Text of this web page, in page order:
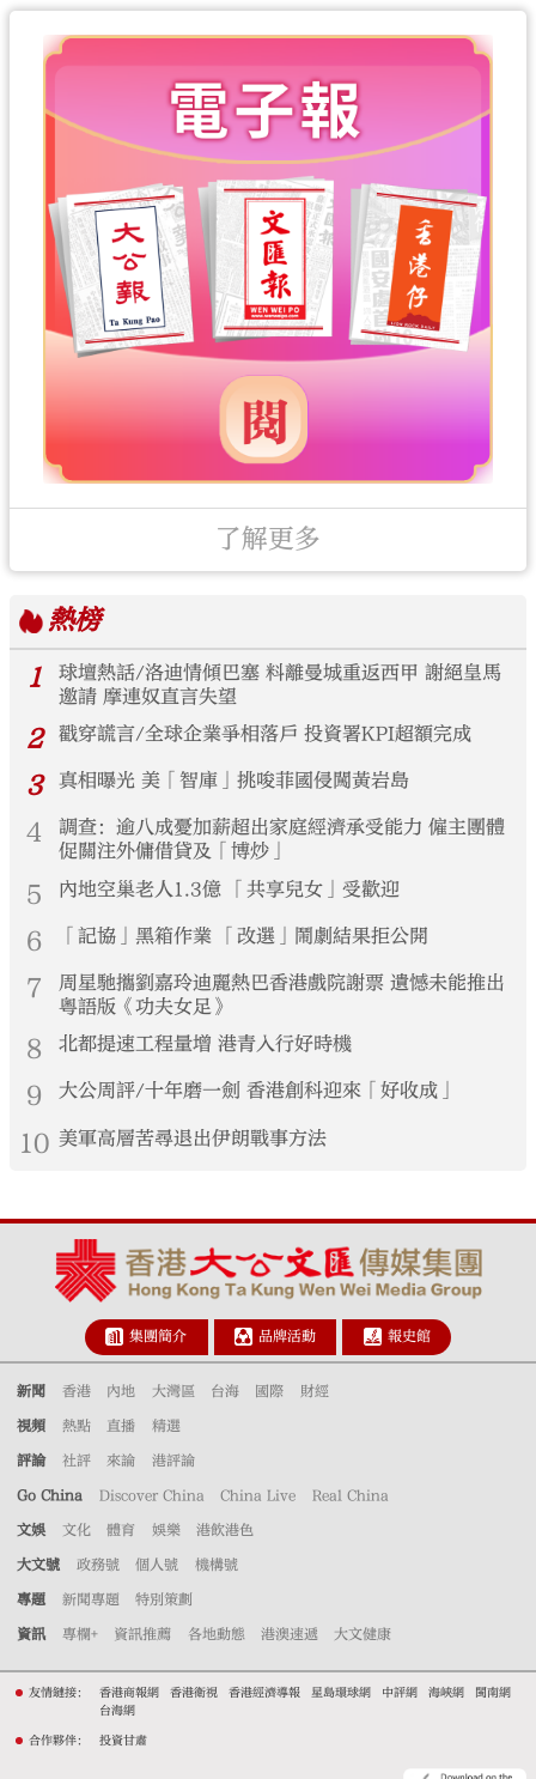
了解更多
熱榜
1
球壇熱話/洛迪情傾巴塞 料離曼城重返西甲 謝絕皇馬
邀請 摩連奴直言失望
2 戳穿謊言/全球企業爭相落戶 投資署KPI超額完成
3 真相曝光 美「智庫」挑唆菲國侵闖黃岩島
4
調查：逾八成憂加薪超出家庭經濟承受能力 僱主團體
促關注外傭借貸及「博炒」
5 內地空巢老人1.3億 「共享兒女」受歡迎
6 「記協」黑箱作業 「改選」鬧劇結果拒公開
7
周星馳攜劉嘉玲迪麗熱巴香港戲院謝票 遺憾未能推出
粵語版《功夫女足》
8 北都提速工程量增 港青入行好時機
9 大公周評/十年磨一劍 香港創科迎來「好收成」
10 美軍高層苦尋退出伊朗戰事方法
集團簡介 品牌活動 報史館
新聞 香港 內地 大灣區 台海 國際 財經
視頻 熱點 直播 精選
評論 社評 來論 港評論
Go China Discover China China Live Real China
文娛 文化 體育 娛樂 港飲港色
大文號 政務號 個人號 機構號
專題 新聞專題 特別策劃
資訊 專欄+ 資訊推薦 各地動態 港澳速遞 大文健康
友情鏈接： 香港商報網 香港衛視 香港經濟導報 星島環球網 中評網 海峽網
閩南網
台海網
合作夥伴： 投資甘肅